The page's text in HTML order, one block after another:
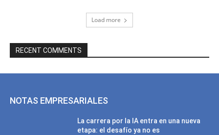
Load more
RECENT COMMENTS
NOTAS EMPRESARIALES
La carrera por la IA entra en una nueva
etapa: el desafío ya no es